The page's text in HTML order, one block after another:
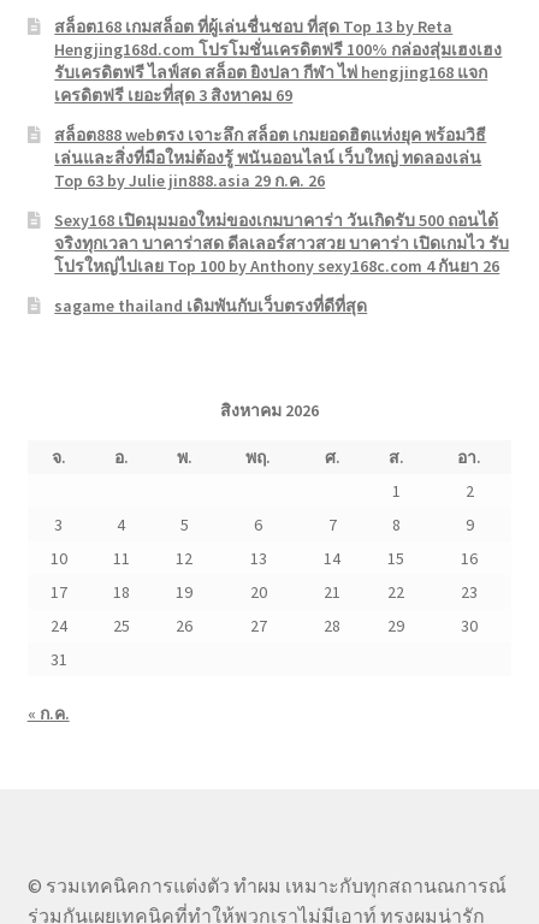
สล็อต168 เกมสล็อต ที่ผู้เล่นชื่นชอบ ที่สุด Top 13 by Reta
Hengjing168d.com โปรโมชั่นเครดิตฟรี 100% กล่องสุ่มเฮงเฮง
รับเครดิตฟรี ไลฟ์สด สล็อต ยิงปลา กีฬา ไพ่ hengjing168 แจก
เครดิตฟรี เยอะที่สุด 3 สิงหาคม 69
สล็อต888 webตรง เจาะลึก สล็อต เกมยอดฮิตแห่งยุค พร้อมวิธี
เล่นและสิ่งที่มือใหม่ต้องรู้ พนันออนไลน์ เว็บใหญ่ ทดลองเล่น
Top 63 by Julie jin888.asia 29 ก.ค. 26
Sexy168 เปิดมุมมองใหม่ของเกมบาคาร่า วันเกิดรับ 500 ถอนได้
จริงทุกเวลา บาคาร่าสด ดีลเลอร์สาวสวย บาคาร่า เปิดเกมไว รับ
โปรใหญ่ไปเลย Top 100 by Anthony sexy168c.com 4 กันยา 26
sagame thailand เดิมพันกับเว็บตรงที่ดีที่สุด
สิงหาคม 2026
จ. อ. พ. พฤ. ศ. ส.
อา.
1
2
3
4 5 6 7 8
9
10
11 12 13 14 15
16
17
18 19 20 21 22
23
24
25 26 27 28 29
30
31
« ก.ค.
© รวมเทคนิคการแต่งตัว ทำผม เหมาะกับทุกสถานณการณ์
ร่วมกันเผยเทคนิคที่ทำให้พวกเราไม่มีเอาท์ ทรงผมน่ารัก